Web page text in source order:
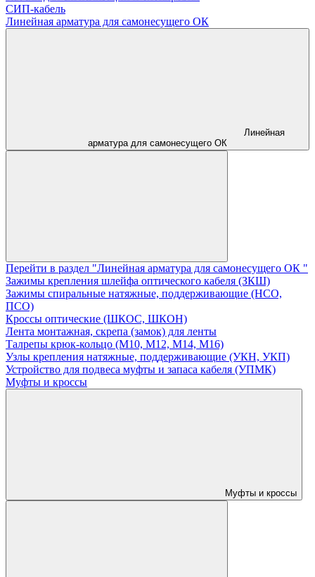
СИП-кабель
Линейная арматура для самонесущего ОК
Линейная
арматура для самонесущего ОК
Перейти в раздел "Линейная арматура для самонесущего ОК "
Зажимы крепления шлейфа оптического кабеля (ЗКШ)
Зажимы спиральные натяжные, поддерживающие (НСО,
ПСО)
Кроссы оптические (ШКОС, ШКОН)
Лента монтажная, скрепа (замок) для ленты
Талрепы крюк-кольцо (М10, М12, М14, М16)
Узлы крепления натяжные, поддерживающие (УКН, УКП)
Устройство для подвеса муфты и запаса кабеля (УПМК)
Муфты и кроссы
Муфты и кроссы